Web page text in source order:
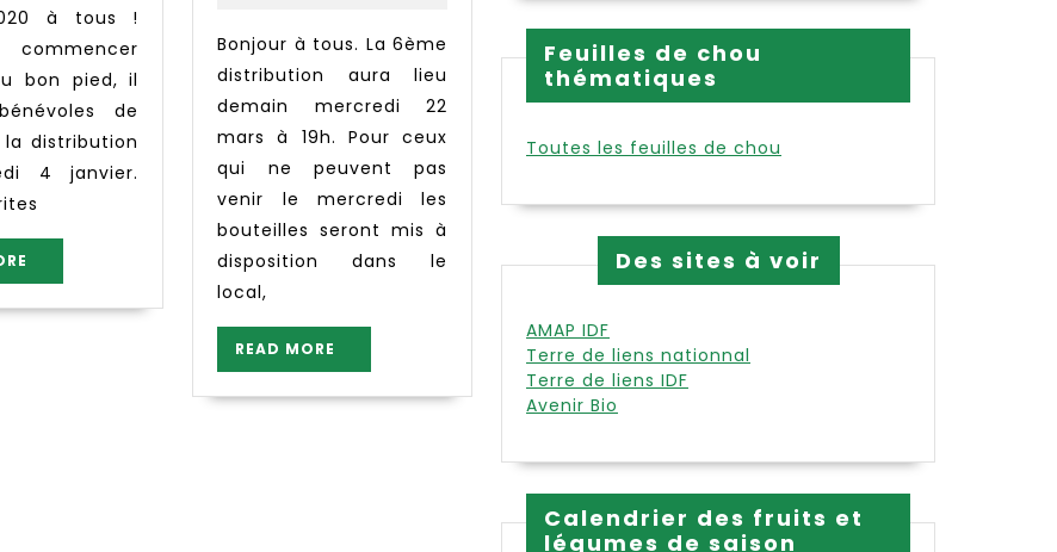
à tous !
bon pied, il
de
la distribution
4 janvier.
MORE
et
cidre
Bonjour à tous. La 6ème
distribution aura lieu
demain mercredi 22
mars à 19h. Pour ceux
qui ne peuvent pas
venir le mercredi les
bouteilles seront mis à
disposition dans le
local,
READ MORE
MORE
Feuilles de chou
thématiques
Toutes les feuilles de chou
Des sites à voir
AMAP IDF
Terre de liens nationnal
Terre de liens IDF
Avenir Bio
Calendrier des fruits et
légumes de saison